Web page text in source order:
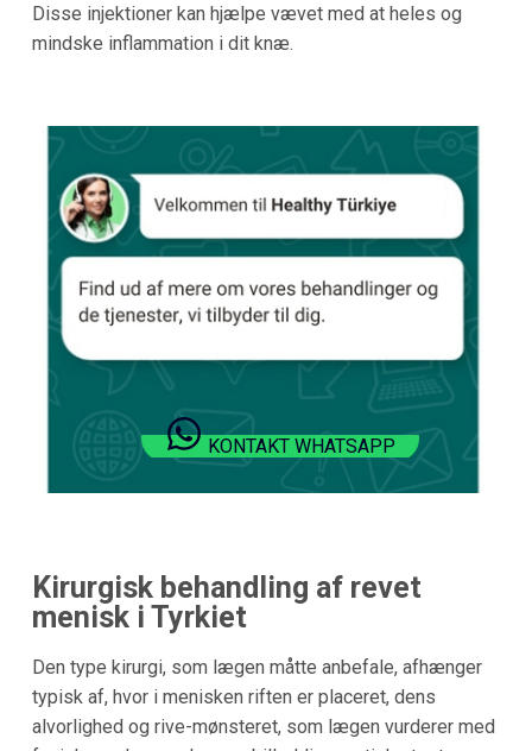
Disse injektioner kan hjælpe vævet med at heles og
mindske inflammation i dit knæ.
KONTAKT WHATSAPP
Kirurgisk behandling af revet
menisk i Tyrkiet
Den type kirurgi, som lægen måtte anbefale, afhænger
typisk af, hvor i menisken riften er placeret, dens
alvorlighed og rive-mønsteret, som lægen vurderer med